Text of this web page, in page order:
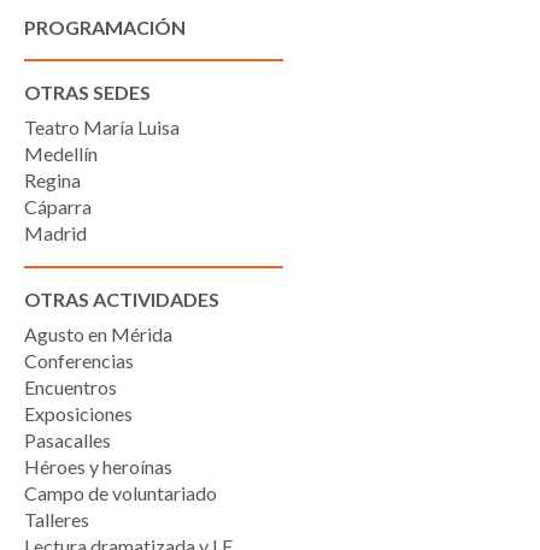
PROGRAMACIÓN
OTRAS SEDES
Teatro María Luisa
Medellín
Regina
Cáparra
Madrid
OTRAS ACTIVIDADES
Agusto en Mérida
Conferencias
Encuentros
Exposiciones
Pasacalles
Héroes y heroínas
Campo de voluntariado
Talleres